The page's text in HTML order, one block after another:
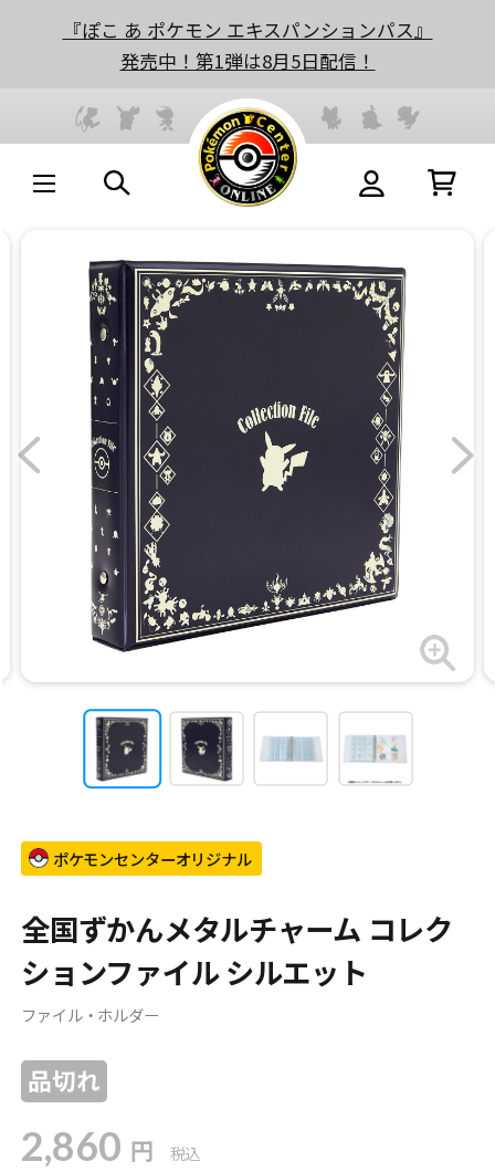
『ぽこ あ ポケモン エキスパンションパス』
発売中！第1弾は8月5日配信！
ポケモンセンターオリジナル
全国ずかんメタルチャーム コレク
ションファイル シルエット
ファイル・ホルダー
品切れ
2,860 円 税込